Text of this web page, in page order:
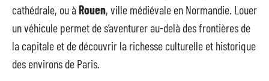
cathédrale, ou àRouen, ville médiévale en Normandie. Louer
un véhicule permet de s’aventurer au-delà des frontières de
la capitale et de découvrir la richesse culturelle et historique
des environs de Paris.